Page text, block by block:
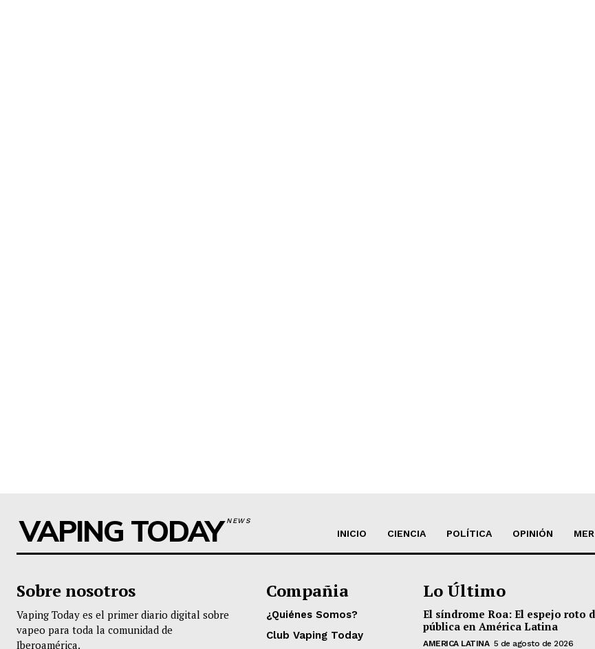
VAPING TODAYNEWS
INICIO CIENCIA POLÍTICA OPINIÓN
Sobre nosotros
Vaping Today es el primer diario digital sobre
vapeo para toda la comunidad de
Iberoamérica.
Compañia
¿Quiénes Somos?
Club Vaping Today
Lo Último
El síndrome Roa: El espejo roto
pública en América Latina
AMERICA LATINA 5 de agosto de 2026